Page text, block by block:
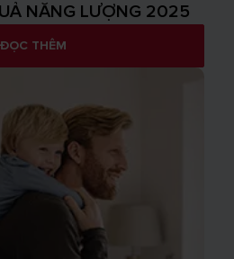
NĂNG LƯỢNG 2025
ĐỌC THÊM